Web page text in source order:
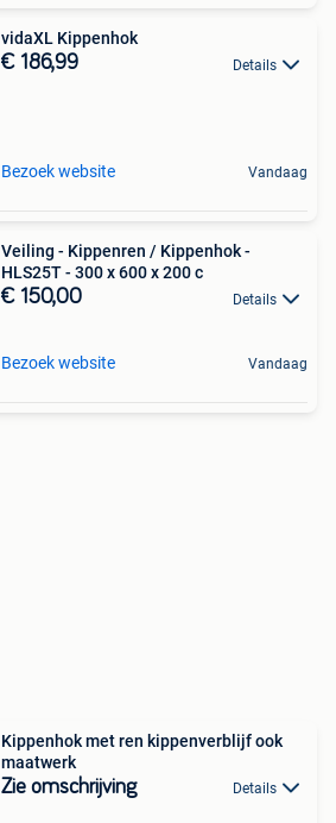
vidaXL Kippenhok
€ 186,99 Details
Bezoek website Vandaag
Veiling - Kippenren / Kippenhok -
HLS25T - 300 x 600 x 200 c
€ 150,00 Details
Bezoek website Vandaag
Kippenhok met ren kippenverblijf ook
maatwerk
Zie omschrijving Details